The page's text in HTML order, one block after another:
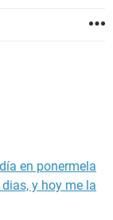
en ponermela
y hoy me la